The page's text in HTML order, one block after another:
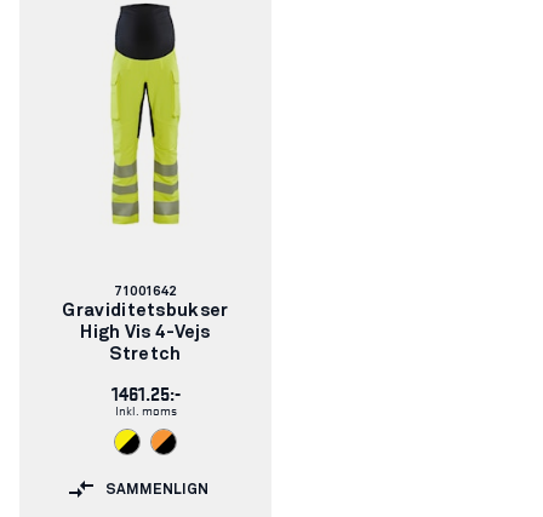
Varenummer:
71001642
Graviditetsbukser
High Vis 4-Vejs
Stretch
1461.25:-
Inkl. moms
SAMMENLIGN